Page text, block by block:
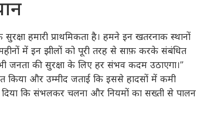
हमारी प्राथमिकता है। हमने इन खतरनाक स्थानों
में इन झीलों को पूरी तरह से साफ़ करके संबंधित
जनता की सुरक्षा के लिए हर संभव कदम उठाएगा।”
किया और उम्मीद जताई कि इससे हादसों में कमी
दिया कि संभलकर चलना और नियमों का सख्ती से पालन